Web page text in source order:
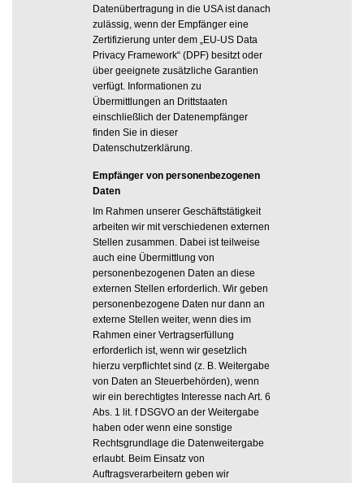
Datenübertragung in die USA ist danach
zulässig, wenn der Empfänger eine
Zertifizierung unter dem „EU-US Data
Privacy Framework“ (DPF) besitzt oder
über geeignete zusätzliche Garantien
verfügt. Informationen zu
Übermittlungen an Drittstaaten
einschließlich der Datenempfänger
finden Sie in dieser
Datenschutzerklärung.
Empfänger von personenbezogenen
Daten
Im Rahmen unserer Geschäftstätigkeit
arbeiten wir mit verschiedenen externen
Stellen zusammen. Dabei ist teilweise
auch eine Übermittlung von
personenbezogenen Daten an diese
externen Stellen erforderlich. Wir geben
personenbezogene Daten nur dann an
externe Stellen weiter, wenn dies im
Rahmen einer Vertragserfüllung
erforderlich ist, wenn wir gesetzlich
hierzu verpflichtet sind (z. B. Weitergabe
von Daten an Steuerbehörden), wenn
wir ein berechtigtes Interesse nach Art. 6
Abs. 1 lit. f DSGVO an der Weitergabe
haben oder wenn eine sonstige
Rechtsgrundlage die Datenweitergabe
erlaubt. Beim Einsatz von
Auftragsverarbeitern geben wir